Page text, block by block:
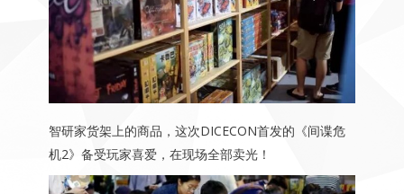
智研家货架上的商品，这次DICECON首发的《间谍危
机2》备受玩家喜爱，在现场全部卖光！